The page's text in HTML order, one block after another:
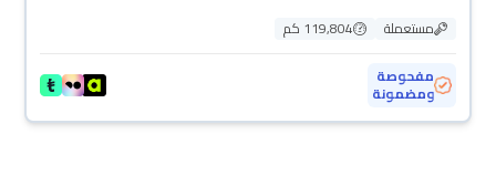
مستعملة
119,804 كم
مفحوصة
ومضمونة